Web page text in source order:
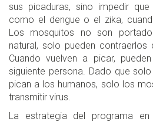
sus picaduras, sino impedir que
como el dengue o el zika,
Los mosquitos no son
natural, solo pueden contraerlos
Cuando vuelven a picar,
siguiente persona. Dado que
pican a los humanos, solo los
transmitir virus.
La estrategia del programa